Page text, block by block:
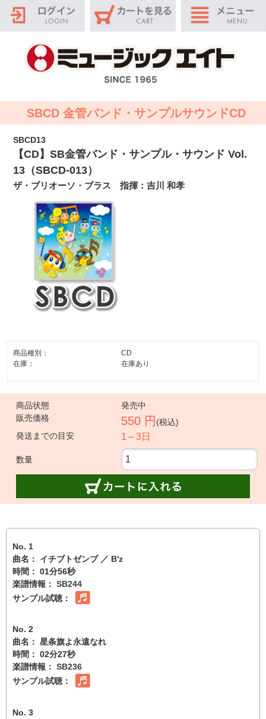
SBCD 金管バンド・サンプルサウンドCD
SBCD13
【CD】SB金管バンド・サンプル・サウンド Vol.
13（SBCD-013）
ザ・ブリオーソ・ブラス 指揮：吉川 和孝
商品種別：
CD
在庫：
在庫あり
商品状態
発売中
販売価格
550 円 (税込)
発送までの目安
1～3日
数量
No. 1
曲名： イチブトゼンブ ／ B'z
時間： 01分56秒
楽譜情報： SB244
サンプル試聴：
No. 2
曲名： 星条旗よ永遠なれ
時間： 02分27秒
楽譜情報： SB236
サンプル試聴：
No. 3